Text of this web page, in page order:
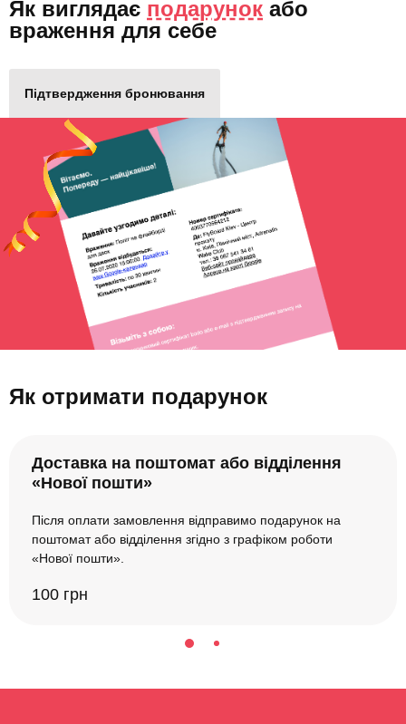
Як виглядає подарунок або
враження для себе
Підтвердження бронювання
Як отримати подарунок
Доставка на поштомат або відділення
«Нової пошти»
Після оплати замовлення відправимо подарунок на
поштомат або відділення згідно з графіком роботи
«Нової пошти».
100 грн